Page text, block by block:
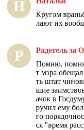
Н
Кругом
лают их
Р Радетель за
Помню,
т мэра
ть штат
шие
ачок в
ручил ему
го
ся "время